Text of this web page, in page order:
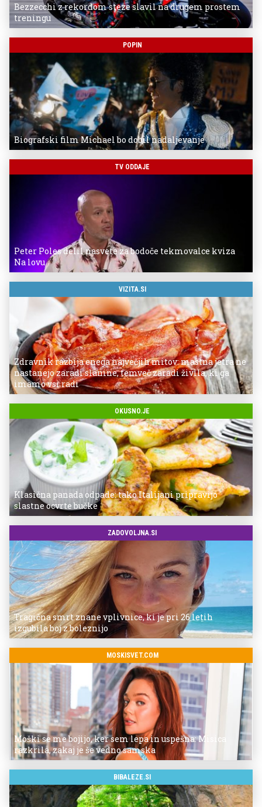
Bezzecchi z rekordom steze slavil na drugem prostem
treningu
POPIN
Biografski film Michael bo dobil nadaljevanje
TV ODDAJE
Peter Poles delil nasvete za bodoče tekmovalce kviza
Na lovu
VIZITA.SI
Zdravnik razbija enega največjih mitov: mastna jetra ne
nastanejo zaradi slanine, temveč zaradi živila, ki ga
imamo vsi radi
OKUSNO.JE
Klasična panada odpade: tako Italijani pripravijo
slastne ocvrte bučke
ZADOVOLJNA.SI
Tragična smrt znane vplivnice, ki je pri 26 letih
izgubila boj z boleznijo
MOSKISVET.COM
Moški se me bojijo, ker sem lepa in uspešna: Misica
razkrila, zakaj je še vedno samska
BIBALEZE.SI